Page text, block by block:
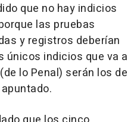
que no hay indicios
las pruebas
y registros deberían
únicos indicios que va a
lo Penal) serán los de